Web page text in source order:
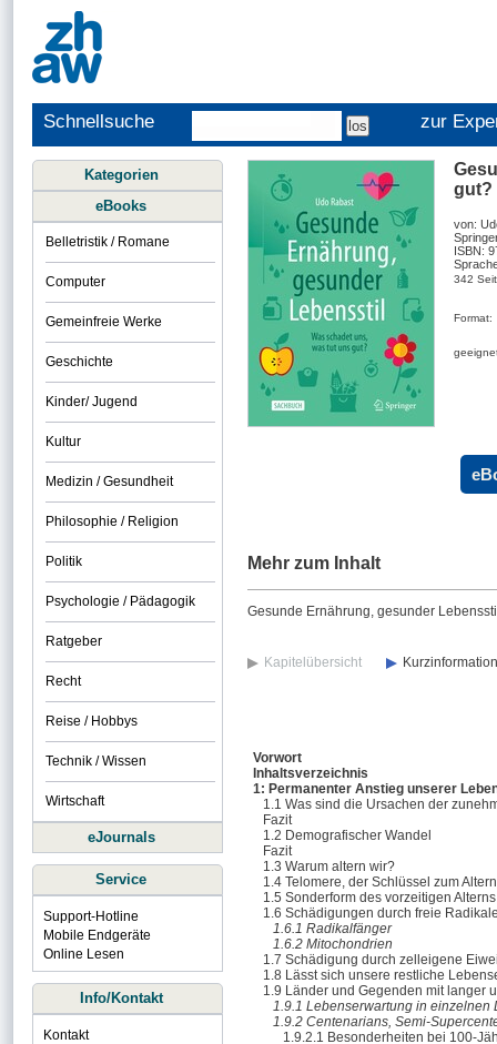
Schnellsuche zur
gut?
von:
ISBN:
342
Format:
Mehr zum Inhalt
Gesunde Ernährung, gesunder
Kapitelübersicht Kurzinformation
Vorwort
Inhaltsverzeichnis
1: Permanenter Anstieg unserer
1.1 Was sind die Ursachen der
Fazit
1.2 Demografischer Wandel
Fazit
1.3 Warum altern wir?
1.4 Telomere, der Schlüssel zum
1.5 Sonderform des vorzeitigen Alterns
1.6 Schädigungen durch freie
1.6.1 Radikalfänger
1.6.2 Mitochondrien
1.7 Schädigung durch zelleigene
1.8 Lässt sich unsere restliche
1.9 Länder und Gegenden mit langer
1.9.1 Lebenserwartung in einzelnen
1.9.2 Centenarians, Semi-
1.9.2.1 Besonderheiten bei 100-
Kategorien
eBooks
Belletristik / Romane
Computer
Gemeinfreie Werke
Geschichte
Kinder/ Jugend
Kultur
Medizin / Gesundheit
Philosophie / Religion
Politik
Psychologie / Pädagogik
Ratgeber
Recht
Reise / Hobbys
Technik / Wissen
Wirtschaft
eJournals
Service
Support-Hotline
Mobile Endgeräte
Online Lesen
Info/Kontakt
Kontakt